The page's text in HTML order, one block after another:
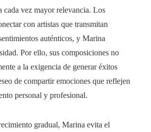
cada vez mayor relevancia. Los
con artistas que transmitan
auténticos, y Marina
Por ello, sus composiciones no
a la exigencia de generar éxitos
de compartir emociones que reflejen
personal y profesional.
gradual, Marina evita el